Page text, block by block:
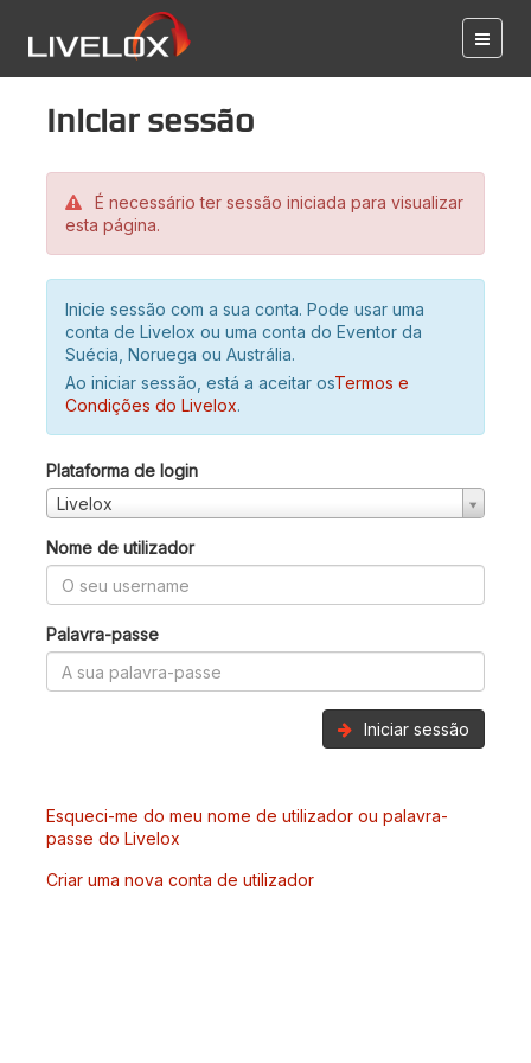
Iniciar sessão
É necessário ter sessão iniciada para visualizar
esta página.
Inicie sessão com a sua conta. Pode usar uma
conta de Livelox ou uma conta do Eventor da
Suécia, Noruega ou Austrália.
Ao iniciar sessão, está a aceitar osTermos e
Condições do Livelox.
Plataforma de login
Livelox
Nome de utilizador
Palavra-passe
Iniciar sessão
Esqueci-me do meu nome de utilizador ou palavra-
passe do Livelox
Criar uma nova conta de utilizador